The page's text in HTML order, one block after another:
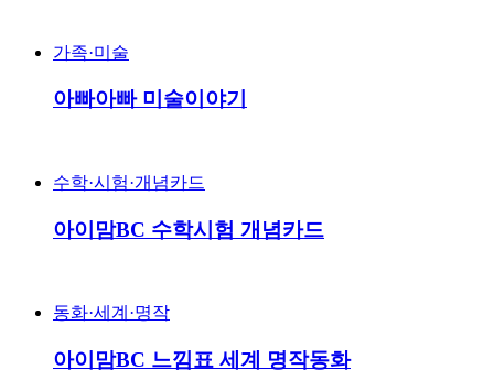
가족·미술
아빠아빠 미술이야기
수학·시험·개념카드
아이맘BC 수학시험 개념카드
동화·세계·명작
아이맘BC 느낌표 세계 명작동화